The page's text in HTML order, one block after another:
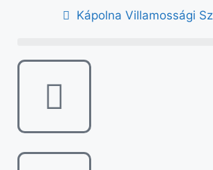
Kápolna Villamossági